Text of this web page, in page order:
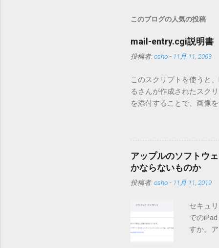
このブログの人気の投稿
mail-entry.cgi説明書
投稿者: osho - 11月 11, 2003
このスクリプトを使うと
るさんが作成されたスク
を添付することで、画像
す。 現在のバージョン
点が多いため、こちらに
は0.6.3をご利用ください
されてしまう不具合が存
entry.zipをダウンロードす
を見ると「_MACOSX」
うようです。）
バージョン番号と同じバ
一つずつ順に適用してい
アップルのソフトウ
かならないものか
投稿者: osho - 11月 11, 2019
セキュ
での
すか。